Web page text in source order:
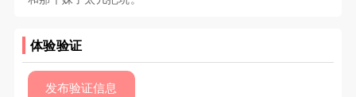
体验验证
发布验证信息